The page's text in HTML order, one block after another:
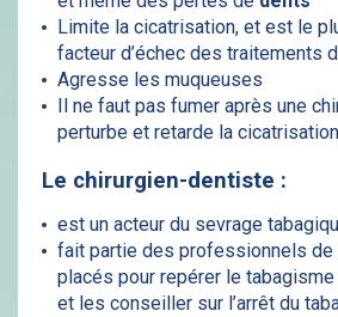
Limite la cicatrisation, et est le
facteur d’échec des traitements
Agresse les muqueuses
Il ne faut pas fumer après une
perturbe et retarde la cicatrisation
Le chirurgien-dentiste :
est un acteur du sevrage
fait partie des professionnels de
placés pour repérer le
et les conseiller sur l’arrêt du